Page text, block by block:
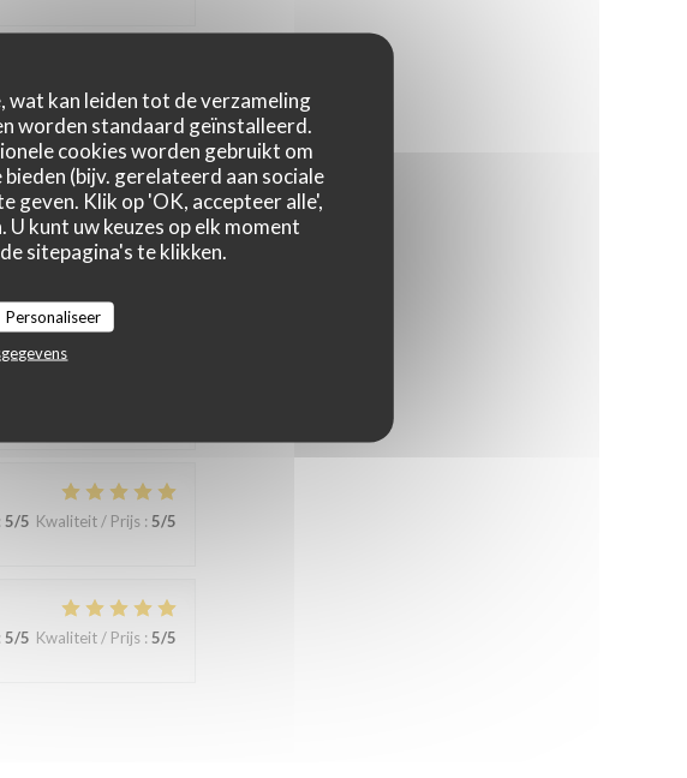
wat kan leiden tot de verzameling
worden standaard geïnstalleerd.
cookies worden gebruikt om
(bijv. gerelateerd aan sociale
Klik op 'OK, accepteer alle',
kunt uw keuzes op elk moment
sitepagina's te klikken.
Personaliseer
5/5 Kwaliteit / Prijs : 4/5
soirée en couple
5/5 Kwaliteit / Prijs: 5/5
5/5 Kwaliteit / Prijs: 5/5